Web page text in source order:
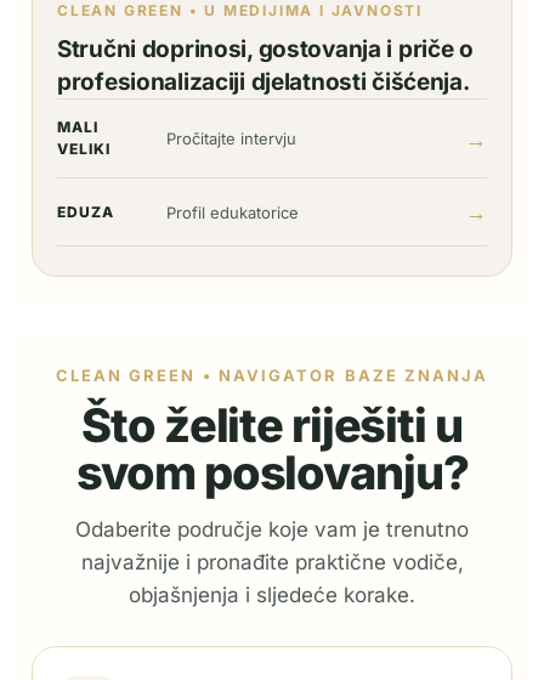
CLEAN GREEN • U MEDIJIMA I JAVNOSTI
Stručni doprinosi, gostovanja i priče o
profesionalizaciji djelatnosti čišćenja.
MALI
VELIKI
Pročitajte intervju →
EDUZA Profil edukatorice →
CLEAN GREEN • NAVIGATOR BAZE ZNANJA
Što želite riješiti u
svom poslovanju?
Odaberite područje koje vam je trenutno
najvažnije i pronađite praktične vodiče,
objašnjenja i sljedeće korake.